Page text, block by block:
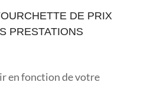
DE PRIX
PRESTATIONS
en fonction de votre